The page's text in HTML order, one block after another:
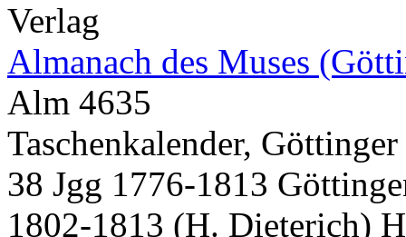
Verlag
Almanach des Muses
Alm 4635
Taschenkalender, Göttinger
38 Jgg 1776-1813
1802-1813 (H. Dieterich)